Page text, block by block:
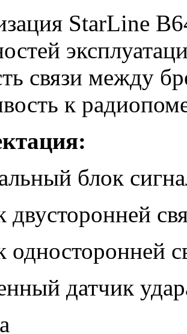
StarLine
связи между
к
блок
двусторонней
односторонней
датчик